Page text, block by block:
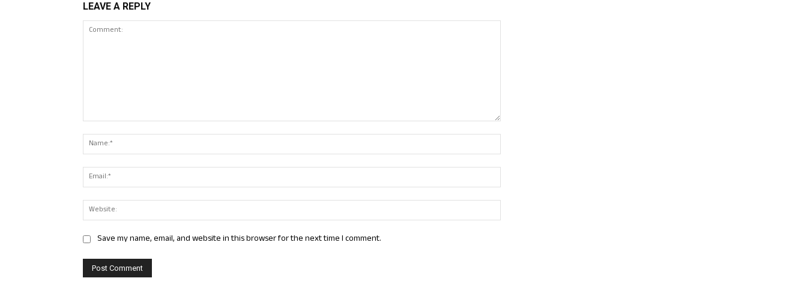
LEAVE A REPLY
Save my name, email, and website in this browser for the next time I comment.